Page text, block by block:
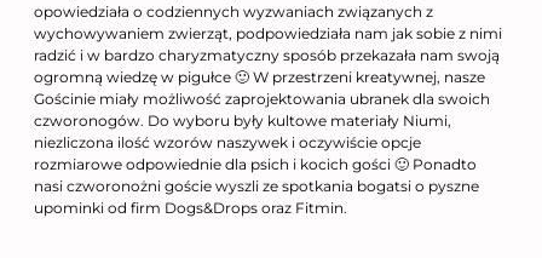
opowiedziała o codziennych wyzwaniach związanych z
wychowywaniem zwierząt, podpowiedziała nam jak sobie z nimi
radzić i w bardzo charyzmatyczny sposób przekazała nam swoją
ogromną wiedzę w pigułce 🙂 W przestrzeni kreatywnej, nasze
Gościnie miały możliwość zaprojektowania ubranek dla swoich
czworonogów. Do wyboru były kultowe materiały Niumi,
niezliczona ilość wzorów naszywek i oczywiście opcje
rozmiarowe odpowiednie dla psich i kocich gości 🙂 Ponadto
nasi czworonożni goście wyszli ze spotkania bogatsi o pyszne
upominki od firm Dogs&Drops oraz Fitmin.